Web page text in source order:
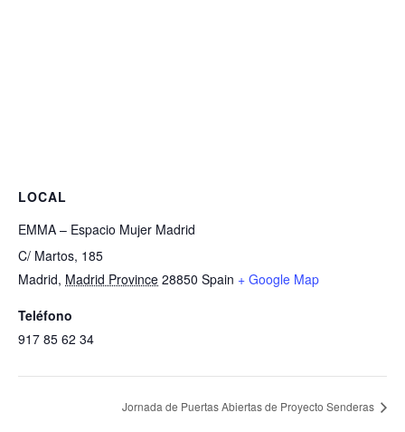
LOCAL
EMMA – Espacio Mujer Madrid
C/ Martos, 185
Madrid, Madrid Province 28850 Spain + Google Map
Teléfono
917 85 62 34
Jornada de Puertas Abiertas de Proyecto Senderas